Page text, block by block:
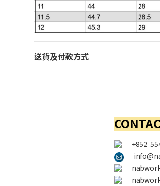
送貨及付款方式
│ +852-
│
│
│